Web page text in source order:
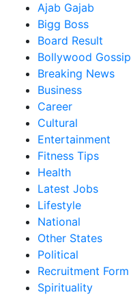
Ajab Gajab
Bigg Boss
Board Result
Bollywood Gossip
Breaking News
Business
Career
Cultural
Entertainment
Fitness Tips
Health
Latest Jobs
Lifestyle
National
Other States
Political
Recruitment Form
Spirituality